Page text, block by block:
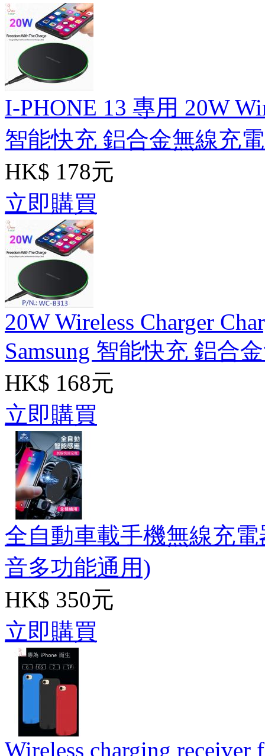
I-PHONE 13 專用 20W
智能快充 鋁合金無線充
HK$ 178元
立即購買
20W Wireless Charger
Samsung 智能快充 鋁合
HK$ 168元
立即購買
全自動車載手機無線充
音多功能通用)
HK$ 350元
立即購買
Wireless charging